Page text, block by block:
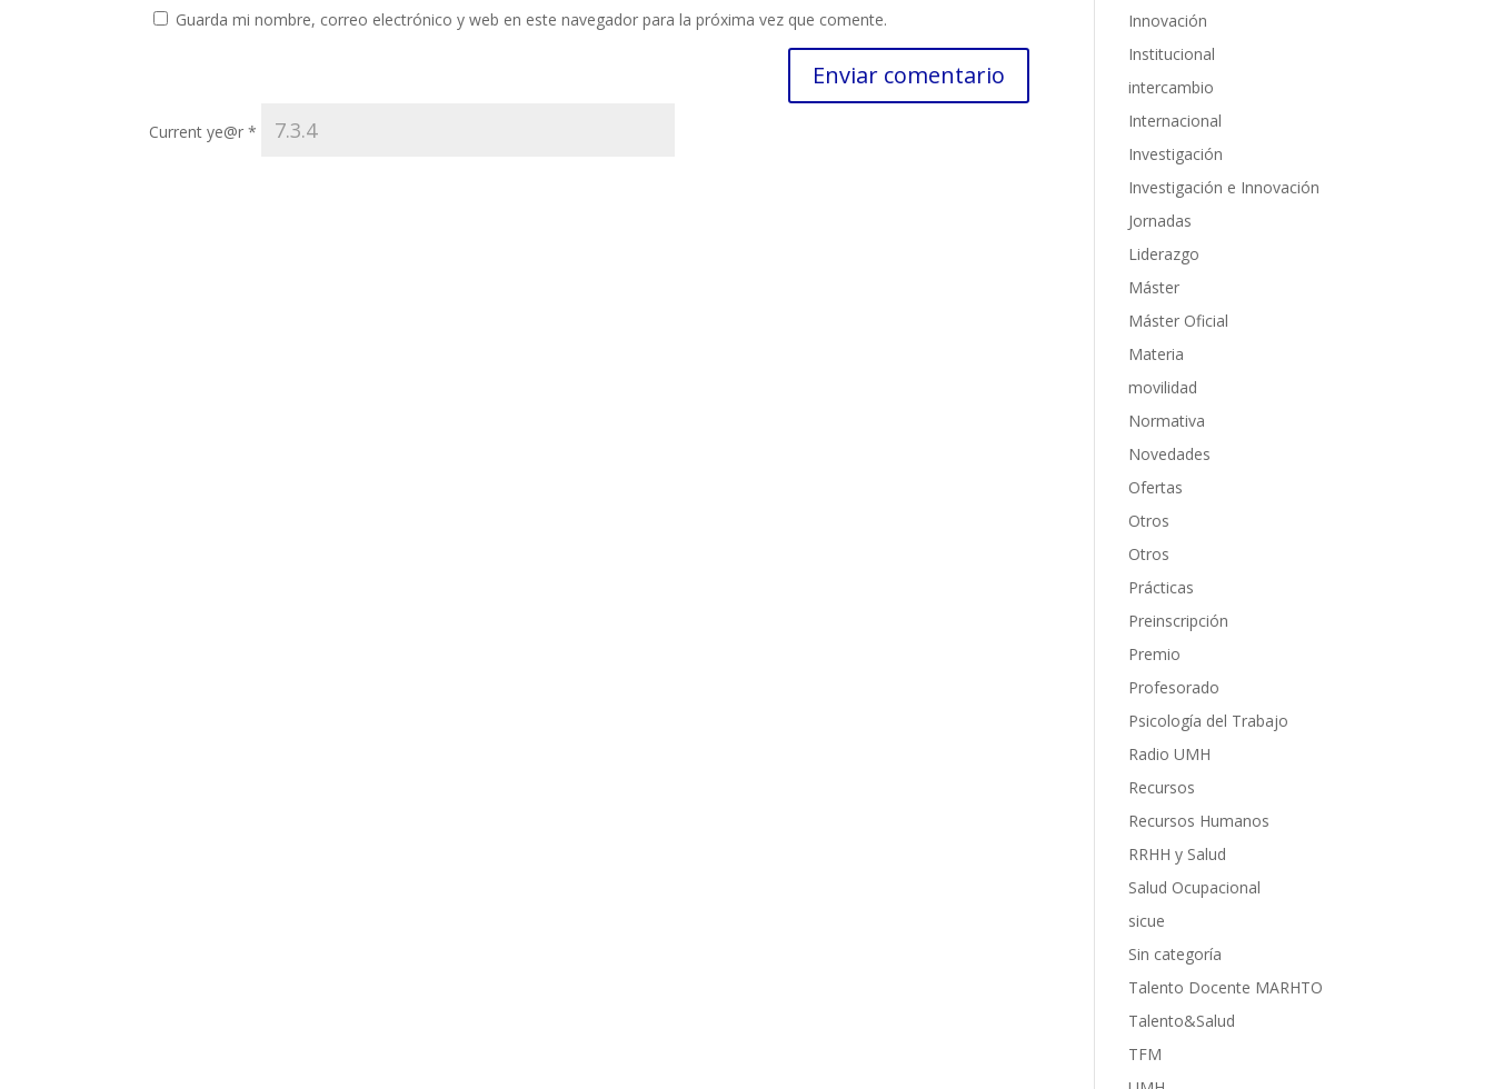
Guarda mi nombre, correo electrónico y web en este navegador para la próxima vez que comente.
Current ye@r*
Innovación
Institucional
intercambio
Internacional
Investigación
Investigación e Innovación
Jornadas
Liderazgo
Máster
Máster Oficial
Materia
movilidad
Normativa
Novedades
Ofertas
Otros
Otros
Prácticas
Preinscripción
Premio
Profesorado
Psicología del Trabajo
Radio UMH
Recursos
Recursos Humanos
RRHH y Salud
Salud Ocupacional
sicue
Sin categoría
Talento Docente MARHTO
Talento&Salud
TFM